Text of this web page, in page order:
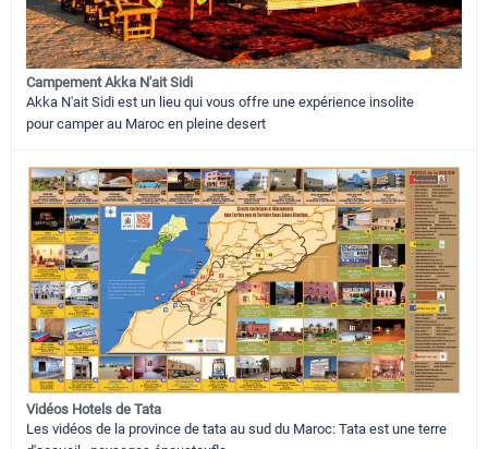
Campement Akka N'ait Sidi
Akka N'ait Sidi est un lieu qui vous offre une expérience insolite
pour camper au Maroc en pleine desert
Vidéos Hotels de Tata
Les vidéos de la province de tata au sud du Maroc: Tata est une terre